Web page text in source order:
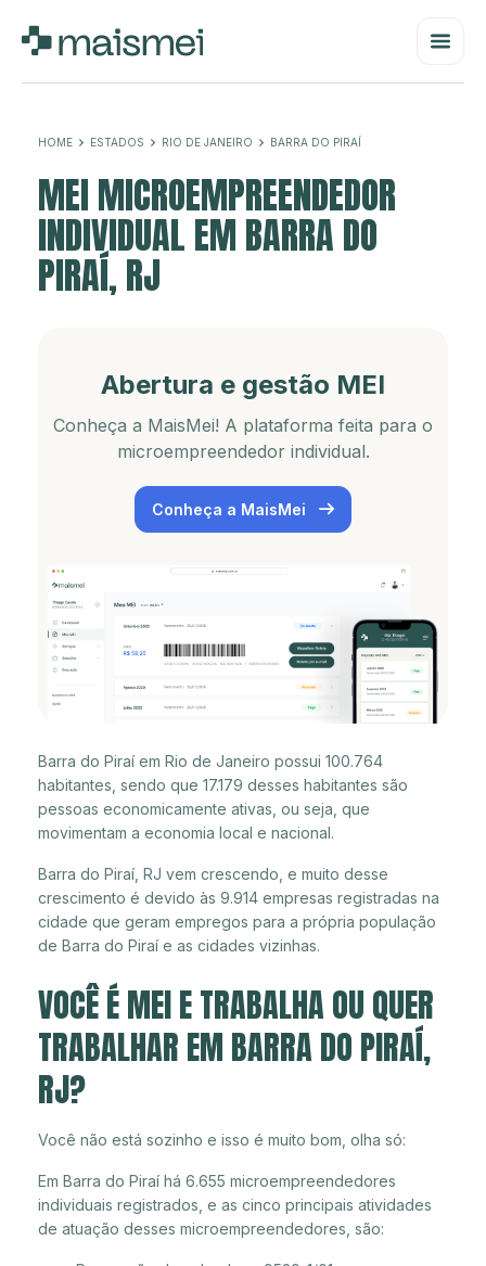
HOME ESTADOS RIO DE JANEIRO BARRA DO PIRAÍ
MEI MICROEMPREENDEDOR
INDIVIDUAL EM BARRA DO
PIRAÍ, RJ
Abertura e gestão MEI
Conheça a MaisMei! A plataforma feita para o
microempreendedor individual.
Conheça a MaisMei
Barra do Piraí em Rio de Janeiro possui 100.764
habitantes, sendo que 17.179 desses habitantes são
pessoas economicamente ativas, ou seja, que
movimentam a economia local e nacional.
Barra do Piraí, RJ vem crescendo, e muito desse
crescimento é devido às 9.914 empresas registradas na
cidade que geram empregos para a própria população
de Barra do Piraí e as cidades vizinhas.
VOCÊ É MEI E TRABALHA OU QUER
TRABALHAR EM BARRA DO PIRAÍ,
RJ?
Você não está sozinho e isso é muito bom, olha só:
Em Barra do Piraí há 6.655 microempreendedores
individuais registrados, e as cinco principais atividades
de atuação desses microempreendedores, são: